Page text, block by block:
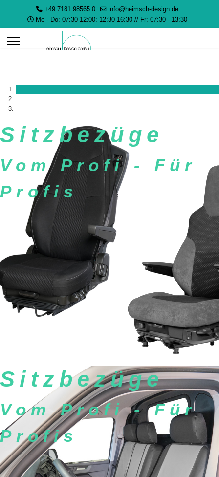
+49 7181 98565 0
info@heimsch-design.de
Mo - Do: 07:30-12:00; 12:30-16:30 // Fr: 07:30 - 13:30
Sitzbezüge
Vom Profi - Für
Profis
Sitzbezüge
Vom Profi - Für
Profis